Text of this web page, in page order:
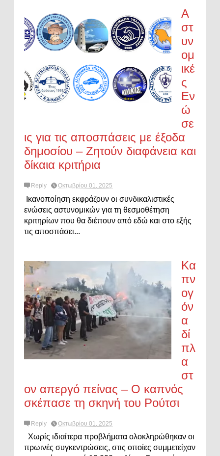
Α
στ
υν
ομ
ικέ
ς
Εν
ώ
σε
ις για τις αποσπάσεις με έξοδα
δημοσίου – Ζητούν διαφάνεια και
δίκαια κριτήρια
Reply Οκτωβρίου 01, 2025
Ικανοποίηση εκφράζουν οι συνδικαλιστικές
ενώσεις αστυνομικών για τη θεσμοθέτηση
κριτηρίων που θα διέπουν από εδώ και στο εξής
τις αποσπάσει...
Κα
πν
ογ
όν
α
δί
πλ
α
στ
ον απεργό πείνας – Ο καπνός
σκέπασε τη σκηνή του Ρούτσι
Reply Οκτωβρίου 01, 2025
Χωρίς ιδιαίτερα προβλήματα ολοκληρώθηκαν οι
πρωινές συγκεντρώσεις, στις οποίες συμμετείχαν